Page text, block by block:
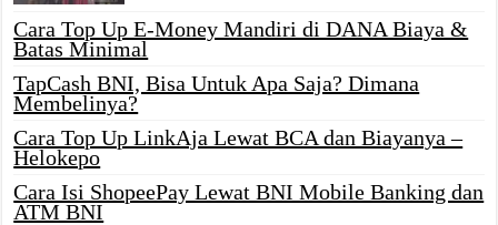
Cara Top Up E-Money Mandiri di DANA Biaya &
Batas Minimal
TapCash BNI, Bisa Untuk Apa Saja? Dimana
Membelinya?
Cara Top Up LinkAja Lewat BCA dan Biayanya –
Helokepo
Cara Isi ShopeePay Lewat BNI Mobile Banking dan
ATM BNI